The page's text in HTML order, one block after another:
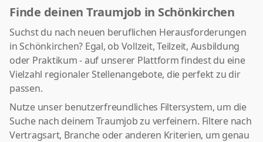
Finde deinen Traumjob in Schönkirchen
Suchst du nach neuen beruflichen Herausforderungen
in Schönkirchen? Egal, ob Vollzeit, Teilzeit, Ausbildung
oder Praktikum - auf unserer Plattform findest du eine
Vielzahl regionaler Stellenangebote, die perfekt zu dir
passen.
Nutze unser benutzerfreundliches Filtersystem, um die
Suche nach deinem Traumjob zu verfeinern. Filtere nach
Vertragsart, Branche oder anderen Kriterien, um genau